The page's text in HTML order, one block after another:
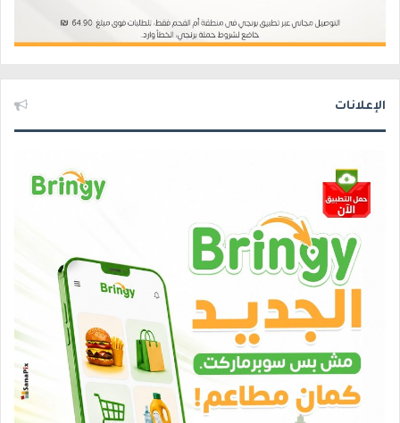
الإعلانات